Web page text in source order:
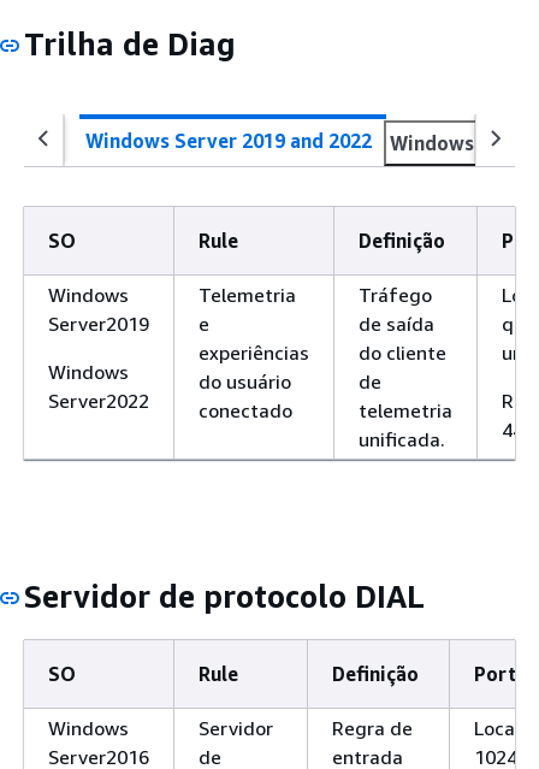
percorrido por um
pacote que seja
encaminhá-lo
porque o pacote
grande demais
para o próximo
Pacote muito
grande ()
ICMPv6-Out
Mensagens de
(Pacote muito
grande) são
enviadas de
encaminhá-lo
para o próximo
Problema de
parâmetro
Mensagens de
Parameter
Trilha de Diag
Windows Server 2019 and 2022 Windows
SO Rule Definição
Windows
Server2019
Windows
Server2022
Telemetria
e
experiências
do usuário
conectado
Tráfego
de saída
do cliente
de
telemetria
unificada.
um
443
Servidor de protocolo DIAL
SO Rule Definição Porta
Windows
Server2016
Servidor
de
Regra de
entrada
Local:
10247